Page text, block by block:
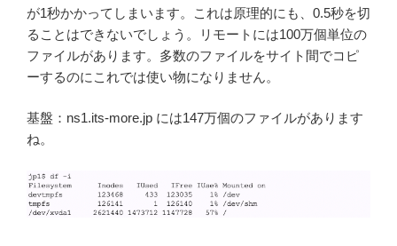
が1秒かかってしまいます。これは原理的にも、0.5秒を切
ることはできないでしょう。リモートには100万個単位の
ファイルがあります。多数のファイルをサイト間でコピ
ーするのにこれでは使い物になりません。
基盤：ns1.its-more.jp には147万個のファイルがあります
ね。